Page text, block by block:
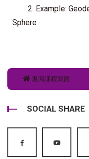
2. Example:
Sphere
返回課程頁面
SOCIAL SHARE